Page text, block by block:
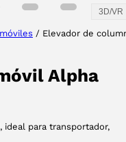
3D/VR
/ Elevador de
Alpha
ideal para transportador,